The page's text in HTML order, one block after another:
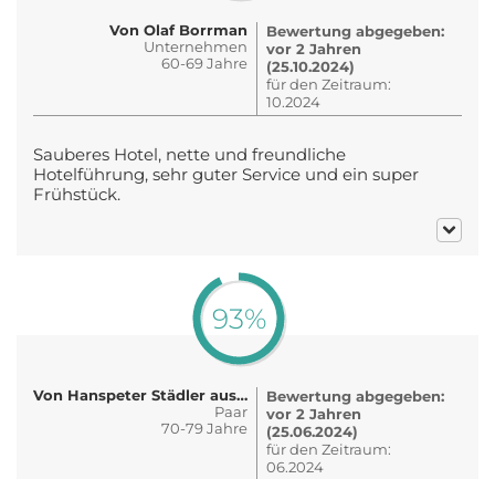
Von Olaf Borrman
Unternehmen
60-69 Jahre
Bewertung abgegeben:
vor 2 Jahren
(25.10.2024)
für den Zeitraum:
10.2024
Sauberes Hotel, nette und freundliche
Hotelführung, sehr guter Service und ein super
Frühstück.
93%
Von Hanspeter Städler aus der Schw..
Paar
70-79 Jahre
Bewertung abgegeben:
vor 2 Jahren
(25.06.2024)
für den Zeitraum:
06.2024